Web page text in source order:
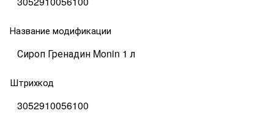
Название модификации
Сироп Гренадин Monin 1 л
Штрихкод
3052910056100